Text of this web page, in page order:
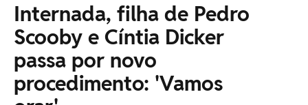
Internada, filha de Pedro
Scooby e Cíntia Dicker
passa por novo
procedimento: 'Vamos